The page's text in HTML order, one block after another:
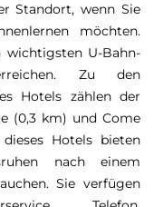
Standort, wenn Sie
möchten.
wichtigsten U-Bahn-
Zu den
Hotels zählen der
(0,3 km) und Come
Hotels bieten
nach einem
Sie verfügen